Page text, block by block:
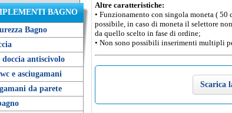
BAGNO
Bagno
antiscivolo
e asciugamani
da parete
Altre caratteristiche:
• Funzionamento con singola moneta ( 50
possibile, in caso di moneta il selettore
da quello scelto in fase di ordine;
• Non sono possibili inserimenti multipli
Scarica